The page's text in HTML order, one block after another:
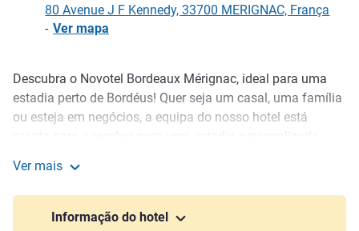
80 Avenue J F Kennedy, 33700 MERIGNAC, França
- Ver mapa
Descrição
Descubra o Novotel Bordeaux Mérignac, ideal para uma
estadia perto de Bordéus! Quer seja um casal, uma família
ou esteja em negócios, a equipa do nosso hotel está
hotel, com 137 quartos, está situado no coração de um
jardim verdejante de 2 hectares e oferece tudo o que
precisa para relaxar e fugir à rotina diária!
Ver mais
Informação do hotel